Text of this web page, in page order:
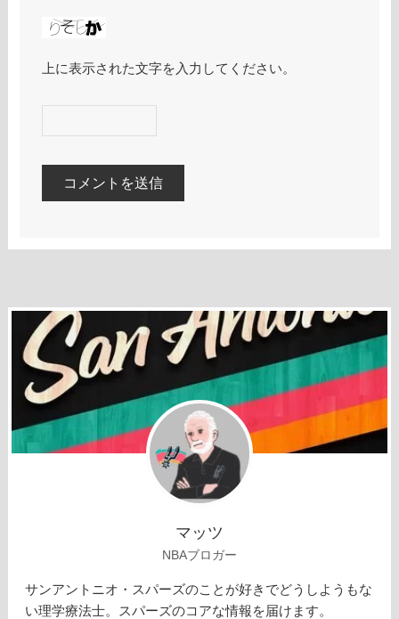
上に表示された文字を入力してください。
マッツ
NBAブロガー
サンアントニオ・スパーズのことが好きでどうしようもな
い理学療法士。スパーズのコアな情報を届けます。